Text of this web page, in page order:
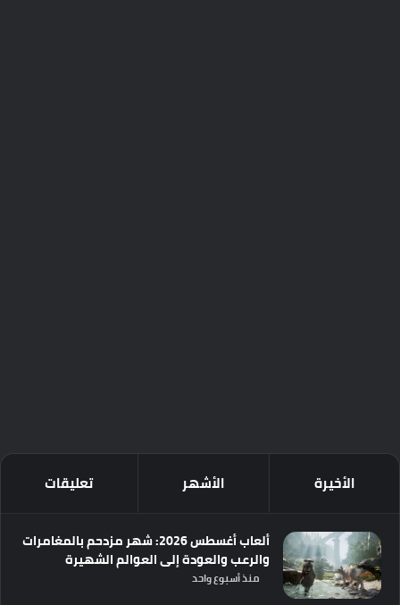
الأخيرة الأشهر تعليقات
ألعاب أغسطس 2026: شهر مزدحم بالمغامرات
والرعب والعودة إلى العوالم الشهيرة
منذ أسبوع واحد